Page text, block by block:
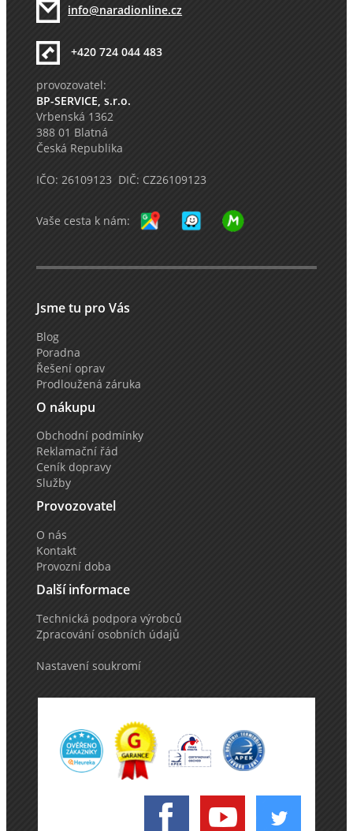
info@naradionline.cz
+420 724 044 483
provozovatel:
BP-SERVICE, s.r.o.
Vrbenská 1362
388 01 Blatná
Česká Republika
IČO: 26109123 DIČ: CZ26109123
Vaše cesta k nám:
Jsme tu pro Vás
Blog
Poradna
Řešení oprav
Prodloužená záruka
O nákupu
Obchodní podmínky
Reklamační řád
Ceník dopravy
Služby
Provozovatel
O nás
Kontakt
Provozní doba
Další informace
Technická podpora výrobců
Zpracování osobních údajů
Nastavení soukromí